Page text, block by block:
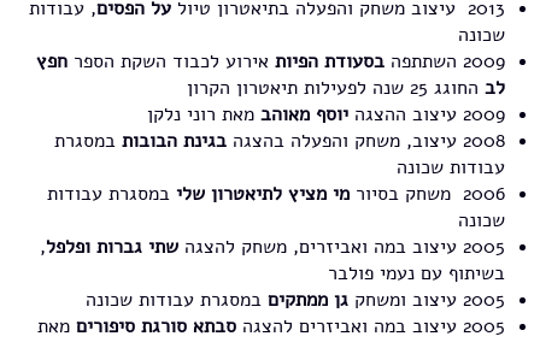
2013 עיצוב משחק והפעלה בתיאטרון טיול
על הפסים, עבודות
שכונה
2009 השתתפה
בסעודת הפיות אירוע לכבוד השקת הספרחפץ
לב החוגג 25 שנה לפעילות תיאטרון הקרון
2009 עיצוב ההצגה
יוסף מאוהב מאת רוני נלקן
2008 עיצוב, משחק והפעלה בהצגה
בגינת הבובות במסגרת
עבודות שכונה
2006 משחק בסיור
מי מציץ לתיאטרון שלי במסגרת עבודות
שכונה
2005 עיצוב במה ואביזרים, משחק להצגה
שתי גברות ופלפל,
בשיתוף עם נעמי פולבר
2005 עיצוב ומשחק
גן ממתקים במסגרת עבודות שכונה
2005 עיצוב במה ואביזרים להצגה
סבתא סורגת סיפורים מאת